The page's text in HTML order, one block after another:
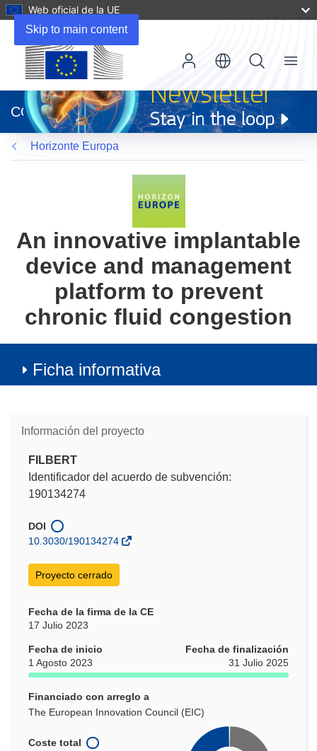
Skip to main content
Web oficial de la UE
abrirá
en
una
nueva
ventana)
CORDIS
Menu
Horizonte Europa
An innovative implantable
device and management
platform to prevent
chronic fluid congestion
Ficha informativa
Información del proyecto
FILBERT
Identificador del acuerdo de subvención:
190134274
DOI
10.3030/190134274
Proyecto cerrado
Fecha de la firma de la CE
17 Julio 2023
Fecha de inicio
1 Agosto 2023
Fecha de finalización
31 Julio 2025
Financiado con arreglo a
The European Innovation Council (EIC)
Coste total